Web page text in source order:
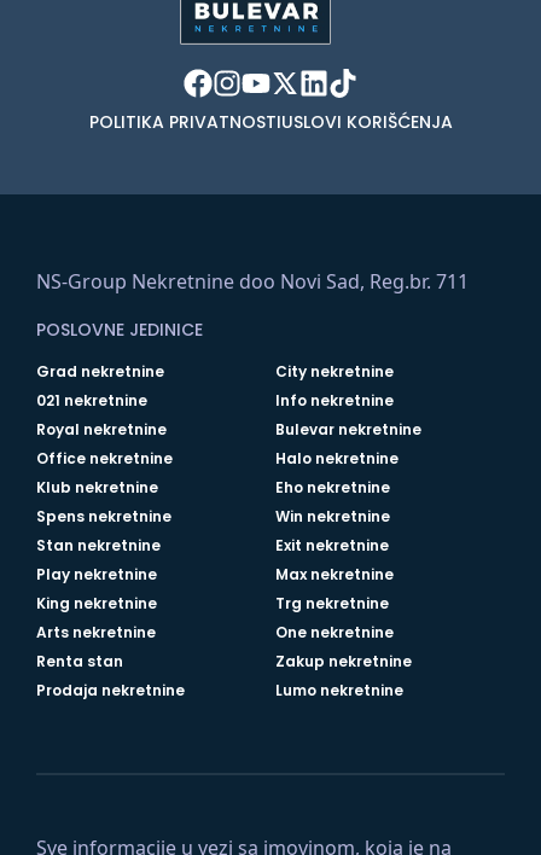
POLITIKA PRIVATNOSTIUSLOVI KORIŠĆENJA
Sve informacije u vezi sa imovinom, koja je na
NS-Group Nekretnine doo Novi Sad, Reg.br. 711
POSLOVNE JEDINICE
Grad nekretnine
City nekretnine
021 nekretnine
Info nekretnine
Royal nekretnine
Bulevar nekretnine
Office nekretnine
Halo nekretnine
Klub nekretnine
Eho nekretnine
Spens nekretnine
Win nekretnine
Stan nekretnine
Exit nekretnine
Play nekretnine
Max nekretnine
King nekretnine
Trg nekretnine
Arts nekretnine
One nekretnine
Renta stan
Zakup nekretnine
Prodaja nekretnine
Lumo nekretnine